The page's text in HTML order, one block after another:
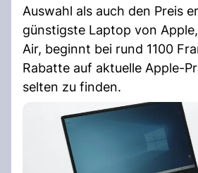
Auswahl als auch den Preis
günstigste Laptop von
Air, beginnt bei rund 1100
Rabatte auf aktuelle Apple-
selten zu finden.